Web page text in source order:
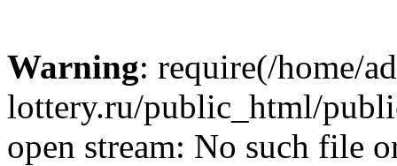
Warning: require(/home/
lottery.ru/public_html/
open stream: No such file